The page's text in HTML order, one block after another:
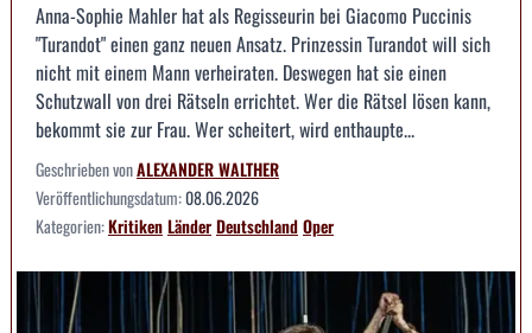
Anna-Sophie Mahler hat als Regisseurin bei Giacomo Puccinis
"Turandot" einen ganz neuen Ansatz. Prinzessin Turandot will sich
nicht mit einem Mann verheiraten. Deswegen hat sie einen
Schutzwall von drei Rätseln errichtet. Wer die Rätsel lösen kann,
bekommt sie zur Frau. Wer scheitert, wird enthaupte...
Geschrieben vonALEXANDER WALTHER
Veröffentlichungsdatum:08.06.2026
Kategorien:KritikenLänderDeutschlandOper